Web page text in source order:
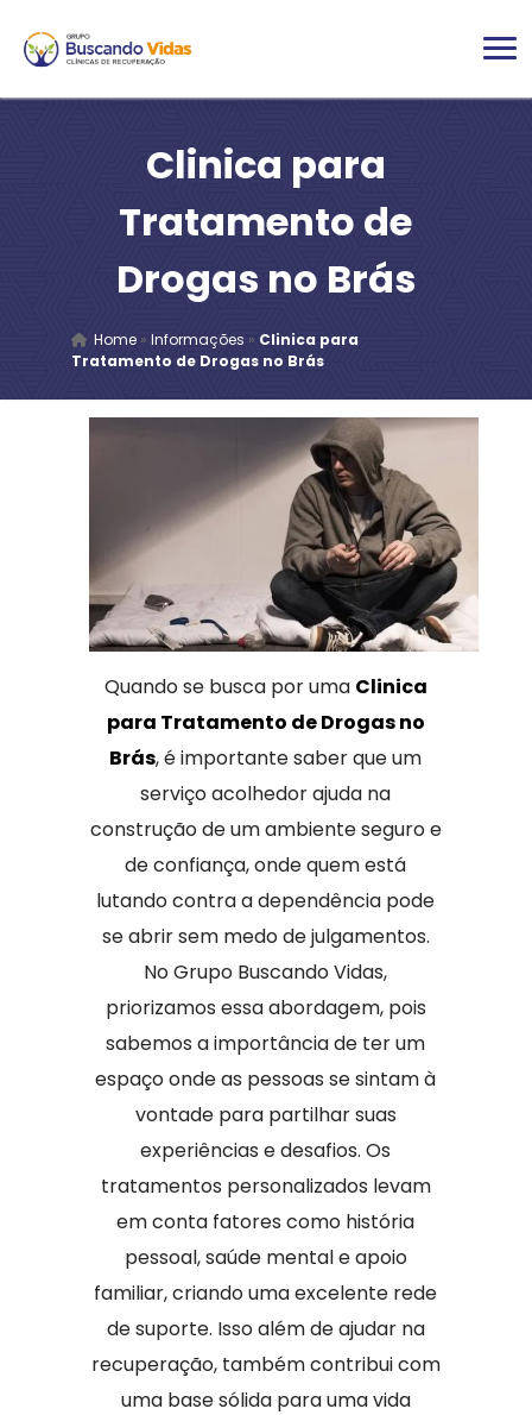
Clinica para
Tratamento de
Drogas no Brás
Home» Informações » Clinica para
Tratamento de Drogas no Brás
Quando se busca por uma Clinica
para Tratamento de Drogas no
Brás, é importante saber que um
serviço acolhedor ajuda na
construção de um ambiente seguro e
de confiança, onde quem está
lutando contra a dependência pode
se abrir sem medo de julgamentos.
No Grupo Buscando Vidas,
priorizamos essa abordagem, pois
sabemos a importância de ter um
espaço onde as pessoas se sintam à
vontade para partilhar suas
experiências e desafios. Os
tratamentos personalizados levam
em conta fatores como história
pessoal, saúde mental e apoio
familiar, criando uma excelente rede
de suporte. Isso além de ajudar na
recuperação, também contribui com
uma base sólida para uma vida